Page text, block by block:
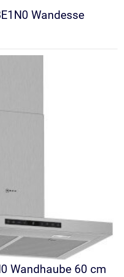
Wandesse
Wandhaube 60 cm